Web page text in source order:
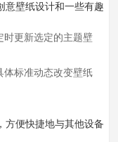
意壁纸设计和一些有趣
时更新选定的主题壁
体标准动态改变壁纸
方便快捷地与其他设备